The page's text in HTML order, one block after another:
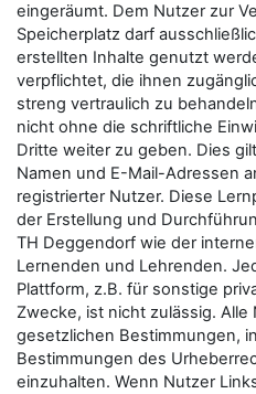
eingeräumt. Dem Nutzer zur
Speicherplatz darf
erstellten Inhalte genutzt
verpflichtet, die ihnen
streng vertraulich zu
nicht ohne die schriftliche
Dritte weiter zu geben. Dies
Namen und E-Mail-Adressen
registrierter Nutzer. Diese
der Erstellung und
TH Deggendorf wie der
Lernenden und Lehrenden.
Plattform, z.B. für sonstige
Zwecke, ist nicht zulässig.
gesetzlichen Bestimmungen,
Bestimmungen des
einzuhalten. Wenn Nutzer